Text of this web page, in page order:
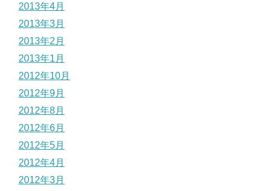
2013年4月
2013年3月
2013年2月
2013年1月
2012年10月
2012年9月
2012年8月
2012年6月
2012年5月
2012年4月
2012年3月